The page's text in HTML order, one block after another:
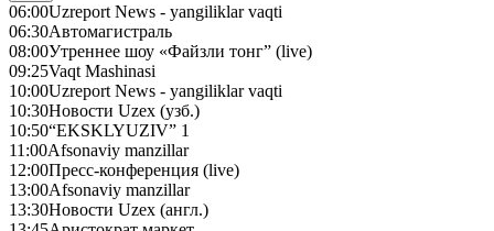
06:00Uzreport News - yangiliklar vaqti
06:30Автомагистраль
08:00Утреннее шоу «Файзли тонг” (live)
09:25Vaqt Mashinasi
10:00Uzreport News - yangiliklar vaqti
10:30Новости Uzex (узб.)
10:50“EKSKLYUZIV” 1
11:00Afsonaviy manzillar
12:00Пресс-конференция (live)
13:00Afsonaviy manzillar
13:30Новости Uzex (англ.)